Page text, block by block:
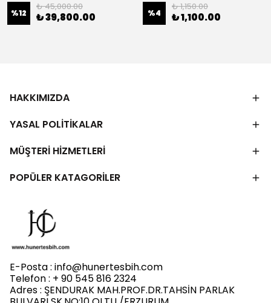
%12
₺ 45,000.00
₺ 39,800.00 %4
₺ 1,150.00
₺ 1,100.00
HAKKIMIZDA
YASAL POLİTİKALAR
MÜŞTERİ HİZMETLERİ
POPÜLER KATAGORİLER
E-Posta : info@hunertesbih.com
Telefon : + 90 545 816 2324
Adres : ŞENDURAK MAH.PROF.DR.TAHSİN PARLAK